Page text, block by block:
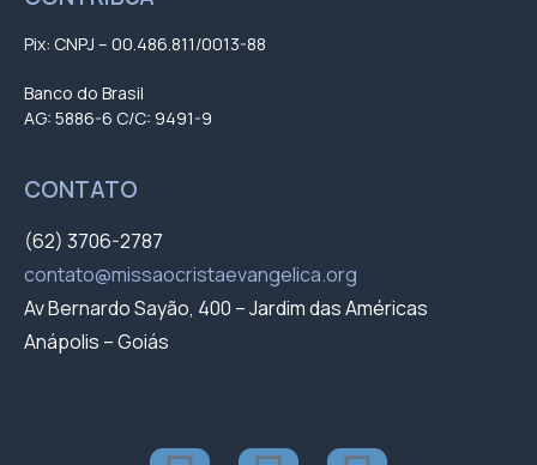
Pix: CNPJ – 00.486.811/0013-88
Banco do Brasil
AG: 5886-6 C/C: 9491-9
CONTATO
(62) 3706-2787
contato@missaocristaevangelica.org
Av Bernardo Sayão, 400 – Jardim das Américas
Anápolis – Goiás